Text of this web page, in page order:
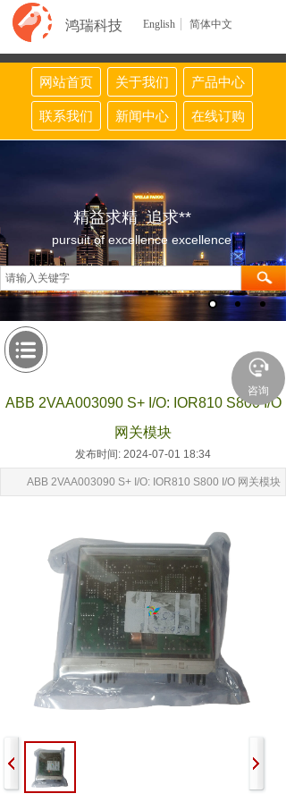
鸿瑞科技 English 简体中文
网站首页 关于我们 产品中心
联系我们 新闻中心 在线订购
精益求精 追求**
pursuit of excellence excellence
ABB 2VAA003090 S+ I/O: IOR810 S800 I/O
网关模块
发布时间: 2024-07-01 18:34
ABB 2VAA003090 S+ I/O: IOR810 S800 I/O 网关模块
咨询